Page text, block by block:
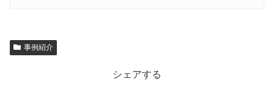
事例紹介
シェアする